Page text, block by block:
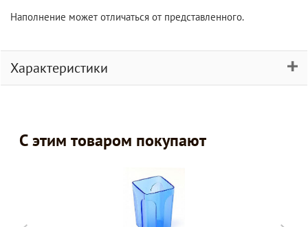
Наполнение может отличаться от представленного.
Характеристики
С этим товаром покупают